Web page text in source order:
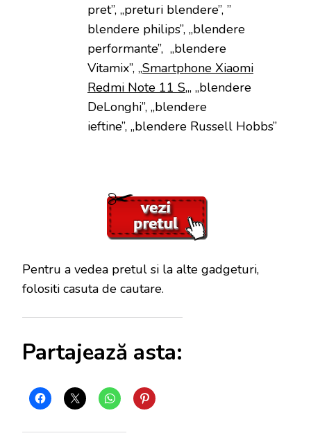
pret”, „preturi blendere”, ”
blendere philips”, „blendere
performante”, „blendere
Vitamix”, „Smartphone Xiaomi
Redmi Note 11 S„, „blendere
DeLonghi”, „blendere
ieftine”, „blendere Russell Hobbs”
Pentru a vedea pretul si la alte gadgeturi,
folositi casuta de cautare.
Partajează asta: